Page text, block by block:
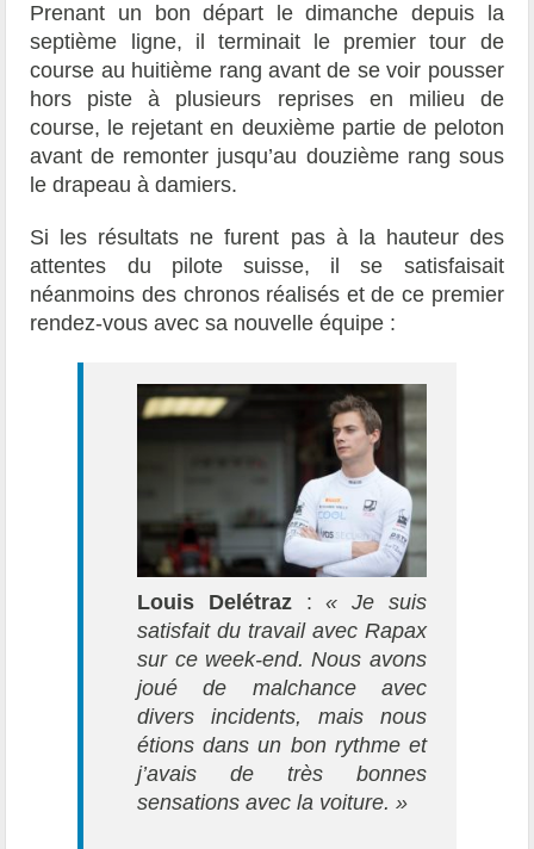
Prenant un bon départ le dimanche depuis la
septième ligne, il terminait le premier tour de
course au huitième rang avant de se voir pousser
hors piste à plusieurs reprises en milieu de
course, le rejetant en deuxième partie de peloton
avant de remonter jusqu’au douzième rang sous
le drapeau à damiers.
Si les résultats ne furent pas à la hauteur des
attentes du pilote suisse, il se satisfaisait
néanmoins des chronos réalisés et de ce premier
rendez-vous avec sa nouvelle équipe :
Louis Delétraz :« Je suis
satisfait du travail avec Rapax
sur ce week-end. Nous avons
joué de malchance avec
divers incidents, mais nous
étions dans un bon rythme et
j’avais de très bonnes
sensations avec la voiture. »